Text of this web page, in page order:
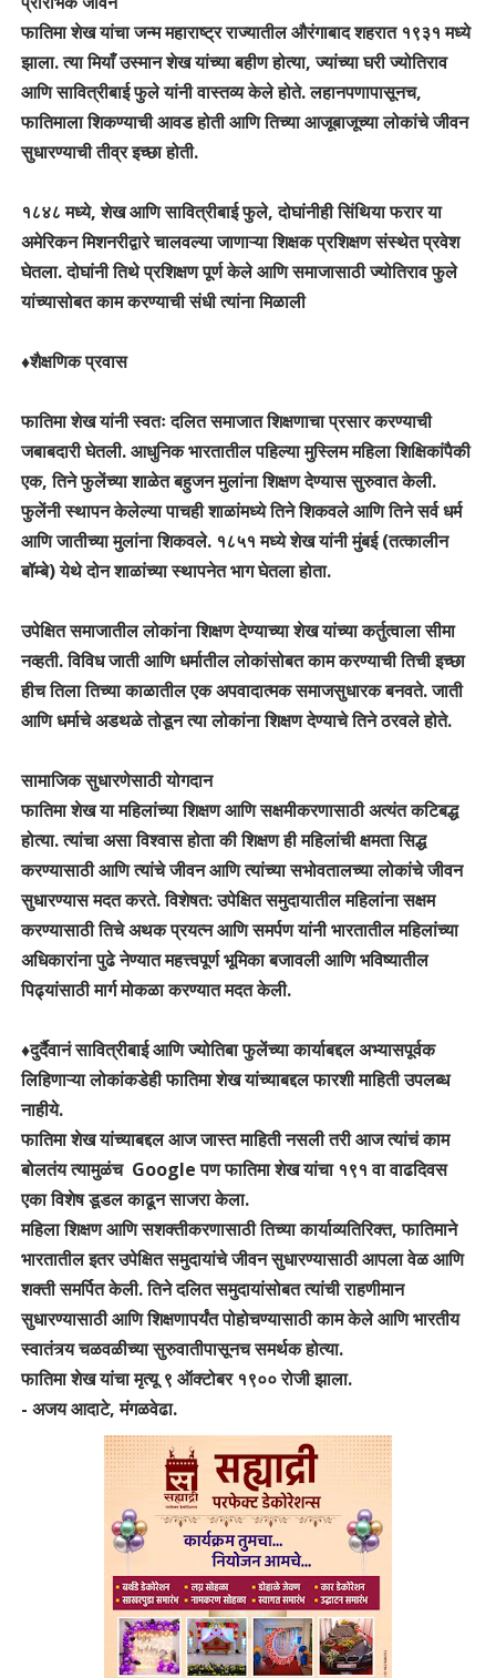
फातिमा शेख यांचा जन्म महाराष्ट्र राज्यातील औरंगाबाद शहरात १९३१ मध्ये
झाला. त्या मियाँ उस्मान शेख यांच्या बहीण होत्या, ज्यांच्या घरी ज्योतिराव
आणि सावित्रीबाई फुले यांनी वास्तव्य केले होते. लहानपणापासूनच,
फातिमाला शिकण्याची आवड होती आणि तिच्या आजूबाजूच्या लोकांचे जीवन
सुधारण्याची तीव्र इच्छा होती.
१८४८ मध्ये, शेख आणि सावित्रीबाई फुले, दोघांनीही सिंथिया फरार या
अमेरिकन मिशनरीद्वारे चालवल्या जाणाऱ्या शिक्षक प्रशिक्षण संस्थेत प्रवेश
घेतला. दोघांनी तिथे प्रशिक्षण पूर्ण केले आणि समाजासाठी ज्योतिराव फुले
यांच्यासोबत काम करण्याची संधी त्यांना मिळाली
♦️शैक्षणिक प्रवास
फातिमा शेख यांनी स्वतः दलित समाजात शिक्षणाचा प्रसार करण्याची
जबाबदारी घेतली. आधुनिक भारतातील पहिल्या मुस्लिम महिला शिक्षिकांपैकी
एक, तिने फुलेंच्या शाळेत बहुजन मुलांना शिक्षण देण्यास सुरुवात केली.
फुलेंनी स्थापन केलेल्या पाचही शाळांमध्ये तिने शिकवले आणि तिने सर्व धर्म
आणि जातीच्या मुलांना शिकवले. १८५१ मध्ये शेख यांनी मुंबई (तत्कालीन
बॉम्बे) येथे दोन शाळांच्या स्थापनेत भाग घेतला होता.
उपेक्षित समाजातील लोकांना शिक्षण देण्याच्या शेख यांच्या कर्तुत्वाला सीमा
नव्हती. विविध जाती आणि धर्मातील लोकांसोबत काम करण्याची तिची इच्छा
हीच तिला तिच्या काळातील एक अपवादात्मक समाजसुधारक बनवते. जाती
आणि धर्माचे अडथळे तोडून त्या लोकांना शिक्षण देण्याचे तिने ठरवले होते.
सामाजिक सुधारणेसाठी योगदान
फातिमा शेख या महिलांच्या शिक्षण आणि सक्षमीकरणासाठी अत्यंत कटिबद्ध
होत्या. त्यांचा असा विश्वास होता की शिक्षण ही महिलांची क्षमता सिद्ध
करण्यासाठी आणि त्यांचे जीवन आणि त्यांच्या सभोवतालच्या लोकांचे जीवन
सुधारण्यास मदत करते. विशेषत: उपेक्षित समुदायातील महिलांना सक्षम
करण्यासाठी तिचे अथक प्रयत्न आणि समर्पण यांनी भारतातील महिलांच्या
अधिकारांना पुढे नेण्यात महत्त्वपूर्ण भूमिका बजावली आणि भविष्यातील
पिढ्यांसाठी मार्ग मोकळा करण्यात मदत केली.
♦️दुर्दैवानं सावित्रीबाई आणि ज्योतिबा फुलेंच्या कार्याबद्दल अभ्यासपूर्वक
लिहिणाऱ्या लोकांकडेही फातिमा शेख यांच्याबद्दल फारशी माहिती उपलब्ध
नाहीये.
फातिमा शेख यांच्याबद्दल आज जास्त माहिती नसली तरी आज त्यांचं काम
बोलतंय त्यामुळंच Google पण फातिमा शेख यांचा १९१ वा वाढदिवस
एका विशेष डूडल काढून साजरा केला.
महिला शिक्षण आणि सशक्तीकरणासाठी तिच्या कार्याव्यतिरिक्त, फातिमाने
भारतातील इतर उपेक्षित समुदायांचे जीवन सुधारण्यासाठी आपला वेळ आणि
शक्ती समर्पित केली. तिने दलित समुदायांसोबत त्यांची राहणीमान
सुधारण्यासाठी आणि शिक्षणापर्यंत पोहोचण्यासाठी काम केले आणि भारतीय
स्वातंत्र्य चळवळीच्या सुरुवातीपासूनच समर्थक होत्या.
फातिमा शेख यांचा मृत्यू ९ ऑक्टोबर १९०० रोजी झाला.
- अजय आदाटे, मंगळवेढा.